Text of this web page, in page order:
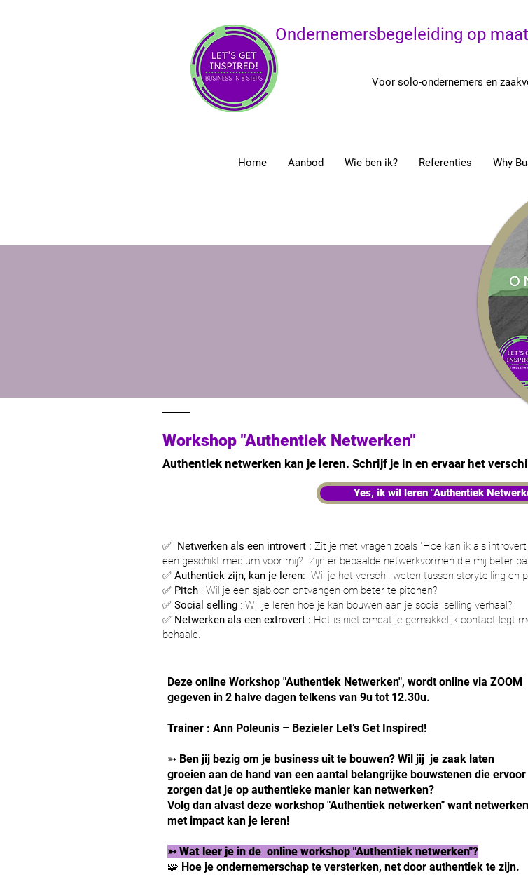
Ondernemersbegeleiding op maat
Voor solo-ondernemers en
Home Aanbod Wie ben ik? Referenties Why
Workshop "Authentiek Netwerken"
Authentiek netwerken kan je leren. Schrijf je in en ervaar het
Yes, ik wil leren "Authentiek
✅ Netwerken als een introvert : Zit je met vragen zoals "Hoe kan ik als
een geschikt medium voor mij? Zijn er bepaalde netwerkvormen die mij beter
✅ Authentiek zijn, kan je leren: Wil je het verschil weten tussen storytelling en
✅ Pitch : Wil je een sjabloon ontvangen om beter te pitchen?
✅ Social selling : Wil je leren hoe je kan bouwen aan je social selling verhaal?
✅ Netwerken als een extrovert : Het is niet omdat je gemakkelijk contact legt
behaald.
Deze online Workshop "Authentiek Netwerken", wordt online via ZOOM
gegeven in 2 halve dagen telkens van 9u tot 12.30u.
Trainer : Ann Poleunis – Bezieler Let’s Get Inspired!
➳ Ben jij bezig om je business uit te bouwen? Wil jij je zaak laten
groeien aan de hand van een aantal belangrijke bouwstenen die ervoor
zorgen dat je op authentieke manier kan netwerken?
Volg dan alvast deze workshop "Authentiek netwerken" want netwerken
met impact kan je leren!
➳ Wat leer je in de online workshop "Authentiek netwerken"?
🧩 Hoe je ondernemerschap te versterken, net door authentiek te zijn.